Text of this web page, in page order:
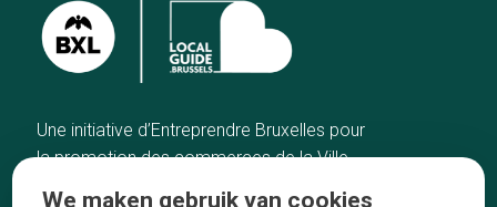
Une initiative d’Entreprendre Bruxelles pour
la promotion des commerces de la Ville
We maken gebruik van cookies